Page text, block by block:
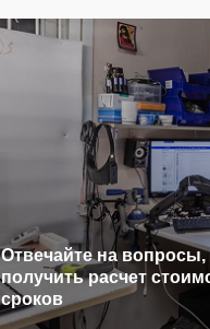
Отвечайте на
получить расчет
сроков